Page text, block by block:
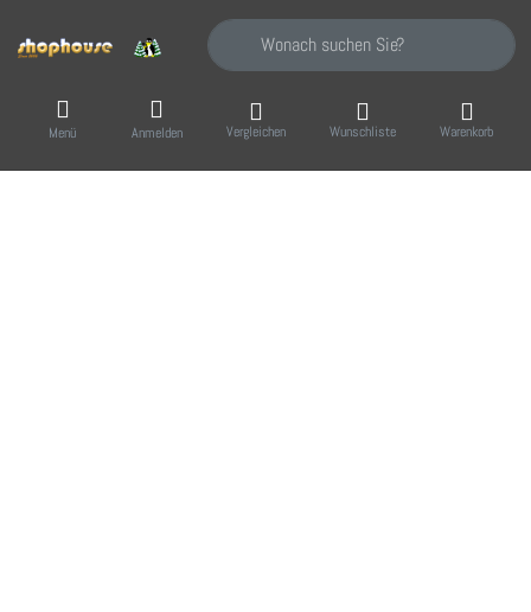
Geben Sie einen Suchbegriff ein. Während
Menü Anmelden Vergleichen Wunschliste Warenkorb